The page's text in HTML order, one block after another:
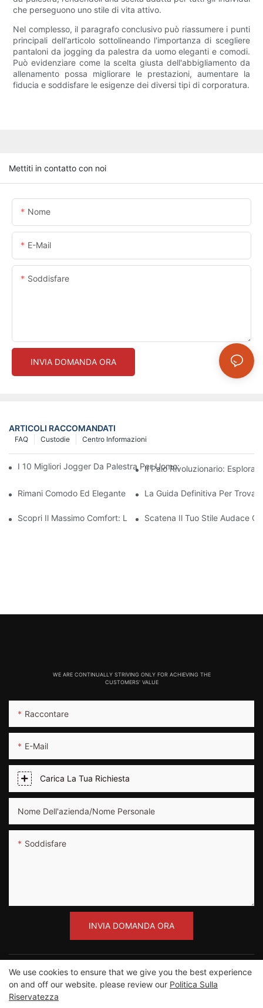
che perseguono uno stile di vita attivo.
Nel complesso, il paragrafo conclusivo può riassumere i punti
principali dell'articolo sottolineando l'importanza di scegliere
pantaloni da jogging da palestra da uomo eleganti e comodi.
Può evidenziare come la scelta giusta dell'abbigliamento da
allenamento possa migliorare le prestazioni, aumentare la
fiducia e soddisfare le esigenze dei diversi tipi di corporatura.
Mettiti in contatto con noi
Nome
E-Mail
Soddisfare
INVIA DOMANDA ORA
ARTICOLI RACCOMANDATI
Centro Informazioni
Custodie
FAQ
I 10 Migliori Jogger Da Palestra Per Uomo: La Guida Definitiva
Il Paio Rivoluzionario:
Rimani Comodo Ed Elegante Con Questi Leggings Spessi
La Guida Definitiva Per
Scopri Il Massimo Comfort: Leggings Da Donna Dal Design
Scatena Il Tuo Stile Audace
WE ARE CONTINUALLY STRIVING ONLY FOR ACHIEVING THE
CUSTOMERS' VALUE
Raccontare
E-Mail
Carica La Tua Richiesta
Nome Dell'azienda/Nome Personale
Soddisfare
INVIA DOMANDA ORA
Copyright ©2012-2023 Guangzhou Road Sunshine
We use cookies to ensure that we give you the best experience
on and off our website. please review our Politica Sulla
Riservatezza